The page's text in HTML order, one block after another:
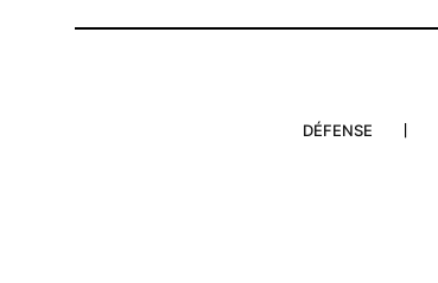
DÉFENSE